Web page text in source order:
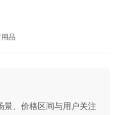
品
景、价格区间与用户关注